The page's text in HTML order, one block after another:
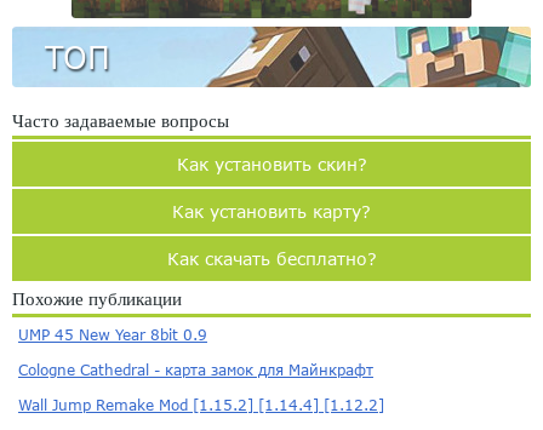
ТОП
Часто задаваемые вопросы
Как установить скин?
Как установить карту?
Как скачать бесплатно?
Похожие публикации
UMP 45 New Year 8bit 0.9
Cologne Cathedral - карта замок для Майнкрафт
Wall Jump Remake Mod [1.15.2] [1.14.4] [1.12.2]